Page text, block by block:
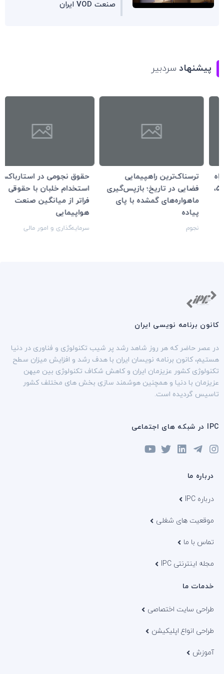
صنعت VOD ایران
پیشنهاد سردبیر
ترسناک‌ترین راهپیمایی
فضایی در تاریخ؛ بازپس‌گیری
ماهواره‌های گمشده با پای
پیاده
حقوق نجومی در استارباکس:
استخدام خلبان با حقوقی
فراتر از میانگین صنعت
هواپیمایی
سرمایه‌گذاری و امور مالی
کانون برنامه نویسی ایران
در عصر حاضر که هر روز شاهد رشد پر شیب تکنولوژی و فناوری در دنیا
هستیم، کانون برنامه نویسان ایران با هدف رشد و افزایش میزان سطح
تکنولوژی کشور عزیزمان ایران و کاهش شکاف تکنولوژی بین میهن
عزیزمان با دنیا و همچنین هوشمند سازی بخش های مختلف کشور
تاسیس گردیده است.
IPC در شبکه های اجتماعی
درباره ما
درباره IPC
موقعیت های شغلی
تماس با ما
مجله اینترنتی IPC
خدمات ما
طراحی سایت اختصاصی
طراحی انواع اپلیکیشن
آموزش